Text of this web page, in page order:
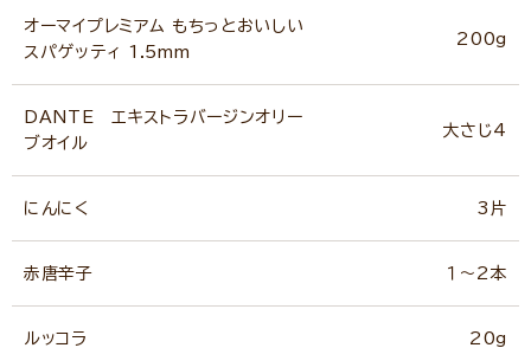
オーマイプレミアム もちっとおいしい
スパゲッティ 1.5mm
200g
DANTE エキストラバージンオリー
ブオイル
大さじ4
にんにく 3片
赤唐辛子 １～2本
ルッコラ 20g